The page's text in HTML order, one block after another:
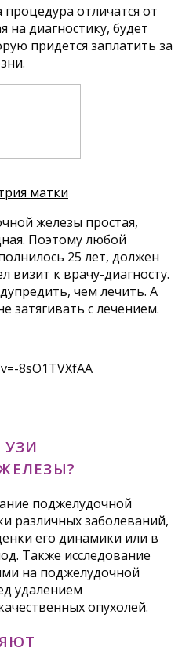
отличатся от
на диагностику, будет
придется заплатить за
матки
железы простая,
Поэтому любой
25 лет, должен
визит к врачу-диагносту.
чем лечить. А
затягивать с лечением.
8sO1TVXfAA
поджелудочной
различных заболеваний,
его динамики или в
Также исследование
на поджелудочной
удалением
опухолей.